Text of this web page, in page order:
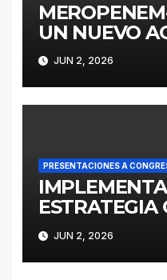
UN NUEVO
A JUN 2, 2026
PRESENTACIONES A
ESTRATEGIA
LAJUN 2, 2026